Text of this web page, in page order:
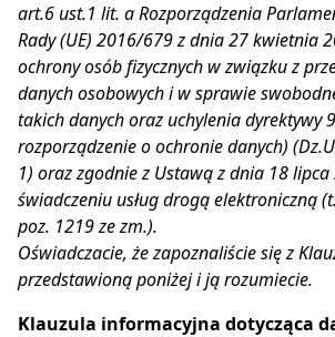
art.6 ust.1 lit. a Rozporządzenia
Rady (UE) 2016/679 z dnia 27 kwietnia
ochrony osób fizycznych w związku z
danych osobowych i w sprawie
takich danych oraz uchylenia dyrektywy
rozporządzenie o ochronie danych)
1) oraz zgodnie z Ustawą z dnia 18 lipca
świadczeniu usług drogą elektroniczną
poz. 1219 ze zm.).
Oświadczacie, że zapoznaliście się z
przedstawioną poniżej i ją rozumiecie.
Klauzula informacyjna dotycząca